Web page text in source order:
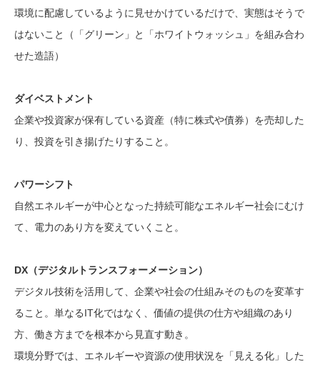
環境に配慮しているように見せかけているだけで、実態はそうで
はないこと（「グリーン」と「ホワイトウォッシュ」を組み合わ
せた造語）
ダイベストメント
企業や投資家が保有している資産（特に株式や債券）を売却した
り、投資を引き揚げたりすること。
パワーシフト
自然エネルギーが中心となった持続可能なエネルギー社会にむけ
て、電力のあり方を変えていくこと。
DX（デジタルトランスフォーメーション）
デジタル技術を活用して、企業や社会の仕組みそのものを変革す
ること。単なるIT化ではなく、価値の提供の仕方や組織のあり
方、働き方までを根本から見直す動き。
環境分野では、エネルギーや資源の使用状況を「見える化」した